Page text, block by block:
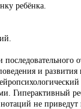
ребёнка.
и развития
Гиперактивный
не